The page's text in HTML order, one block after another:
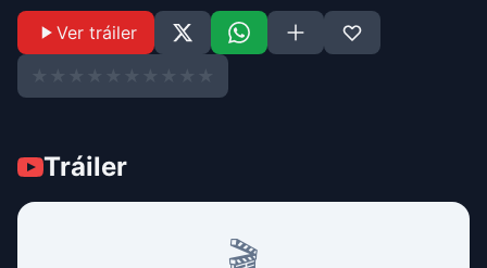
Ver tráiler
Tráiler
🎬